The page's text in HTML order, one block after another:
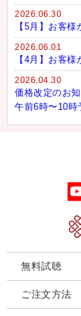
2026.06.30
【5月】お客
2026.06.01
【4月】お客
2026.04.30
価格改定のお
午前6時〜10時
無料試聴
ご注文方法